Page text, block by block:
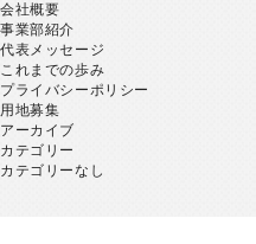
会社概要
事業部紹介
代表メッセージ
これまでの歩み
プライバシーポリシー
用地募集
アーカイブ
カテゴリー
カテゴリーなし